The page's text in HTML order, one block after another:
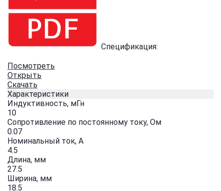
Спецификация:
Посмотреть
Открыть
Скачать
Характеристики
Индуктивность, мГн
10
Сопротивление по постоянному току, Ом
0.07
Номинальный ток, А
4.5
Длина, мм
27.5
Ширина, мм
18.5